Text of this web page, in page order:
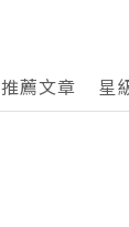
推薦文章 星